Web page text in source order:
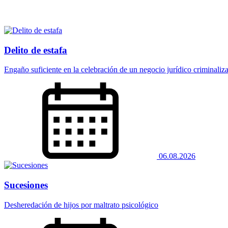
Delito de estafa
Engaño suficiente en la celebración de un negocio jurídico
06.08.2026
Sucesiones
Desheredación de hijos por maltrato psicológico